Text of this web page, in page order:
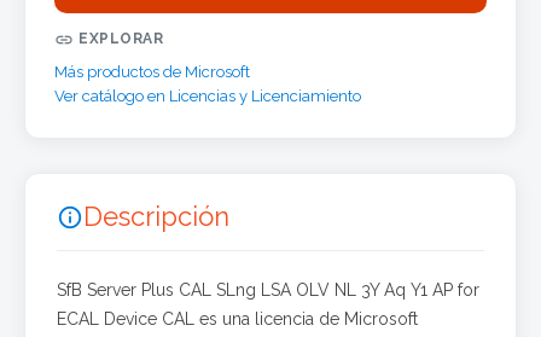
 EXPLORAR
Más productos de Microsoft
Ver catálogo en Licencias y Licenciamiento
Descripción
SfB Server Plus CAL SLng LSA OLV NL 3Y Aq Y1 AP for
ECAL Device CAL es una licencia de Microsoft